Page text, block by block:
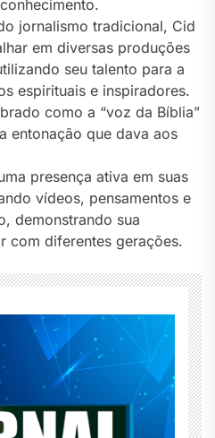
jornalismo tradicional, Cid
em diversas produções
seu talento para a
espirituais e inspiradores.
como a “voz da Bíblia”
entonação que dava aos
presença ativa em suas
vídeos, pensamentos e
demonstrando sua
com diferentes gerações.